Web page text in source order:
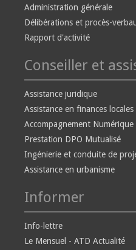
Administration générale
Délibérations et procès-
Rapport d'activité
Conseiller et
Assistance juridique
Assistance en finances locales
Accompagnement
Prestation DPO Mutualisé
Ingénierie et conduite de
Assistance en urbanisme
Informer
Info-lettre
Le Mensuel - ATD Actualité